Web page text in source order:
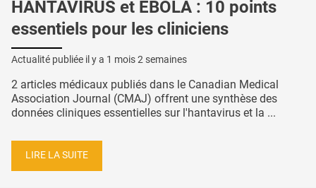
HANTAVIRUS et EBOLA : 10 points
essentiels pour les cliniciens
Actualité publiée il y a 1 mois 2 semaines
2 articles médicaux publiés dans le Canadian Medical
Association Journal (CMAJ) offrent une synthèse des
données cliniques essentielles sur l'hantavirus et la ...
LIRE LA SUITE